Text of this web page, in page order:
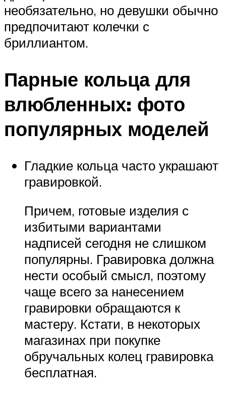
необязательно, но девушки обычно
предпочитают колечки с
бриллиантом.
Парные кольца для
влюбленных: фото
популярных моделей
Гладкие кольца часто украшают
гравировкой.
Причем, готовые изделия с
избитыми вариантами
надписей сегодня не слишком
популярны. Гравировка должна
нести особый смысл, поэтому
чаще всего за нанесением
гравировки обращаются к
мастеру. Кстати, в некоторых
магазинах при покупке
обручальных колец гравировка
бесплатная.